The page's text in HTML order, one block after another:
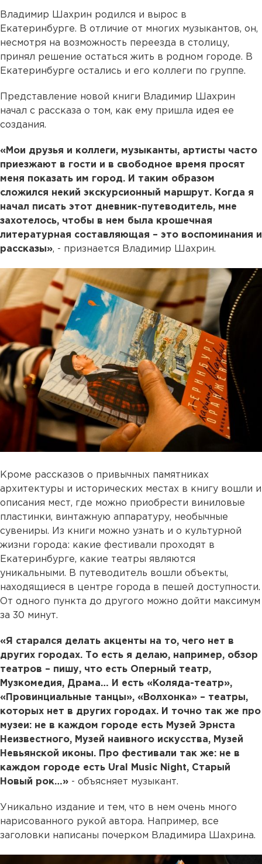
Владимир Шахрин родился и вырос в
Екатеринбурге. В отличие от многих музыкантов, он,
несмотря на возможность переезда в столицу,
принял решение остаться жить в родном городе. В
Екатеринбурге остались и его коллеги по группе.
Представление новой книги Владимир Шахрин
начал с рассказа о том, как ему пришла идея ее
создания.
«Мои друзья и коллеги, музыканты, артисты часто
приезжают в гости и в свободное время просят
меня показать им город. И таким образом
сложился некий экскурсионный маршрут. Когда я
начал писать этот дневник-путеводитель, мне
захотелось, чтобы в нем была крошечная
литературная составляющая – это воспоминания и
рассказы», - признается Владимир Шахрин.
Кроме рассказов о привычных памятниках
архитектуры и исторических местах в книгу вошли и
описания мест, где можно приобрести виниловые
пластинки, винтажную аппаратуру, необычные
сувениры. Из книги можно узнать и о культурной
жизни города: какие фестивали проходят в
Екатеринбурге, какие театры являются
уникальными. В путеводитель вошли объекты,
находящиеся в центре города в пешей доступности.
От одного пункта до другого можно дойти максимум
за 30 минут.
«Я старался делать акценты на то, чего нет в
других городах. То есть я делаю, например, обзор
театров – пишу, что есть Оперный театр,
Музкомедия, Драма… И есть «Коляда-театр»,
«Провинциальные танцы», «Волхонка» – театры,
которых нет в других городах. И точно так же про
музеи: не в каждом городе есть Музей Эрнста
Неизвестного, Музей наивного искусства, Музей
Невьянской иконы. Про фестивали так же: не в
каждом городе есть Ural Music Night, Старый
Новый рок…» - объясняет музыкант.
Уникально издание и тем, что в нем очень много
нарисованного рукой автора. Например, все
заголовки написаны почерком Владимира Шахрина.